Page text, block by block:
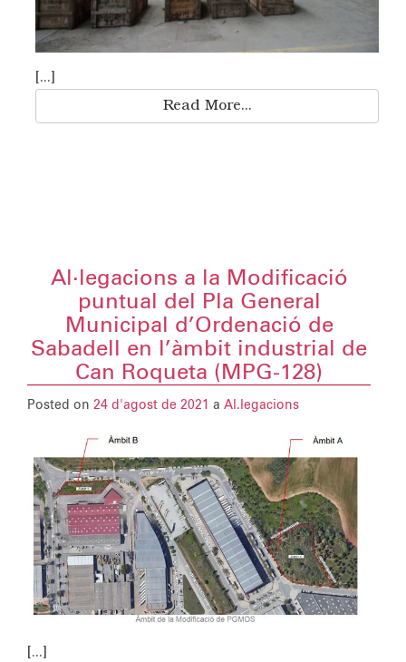
[...]
Read More...
Al·legacions a la Modificació
puntual del Pla General
Municipal d’Ordenació de
Sabadell en l’àmbit industrial de
Can Roqueta (MPG-128)
Posted on 24 d'agost de 2021 a Al.legacions
[...]